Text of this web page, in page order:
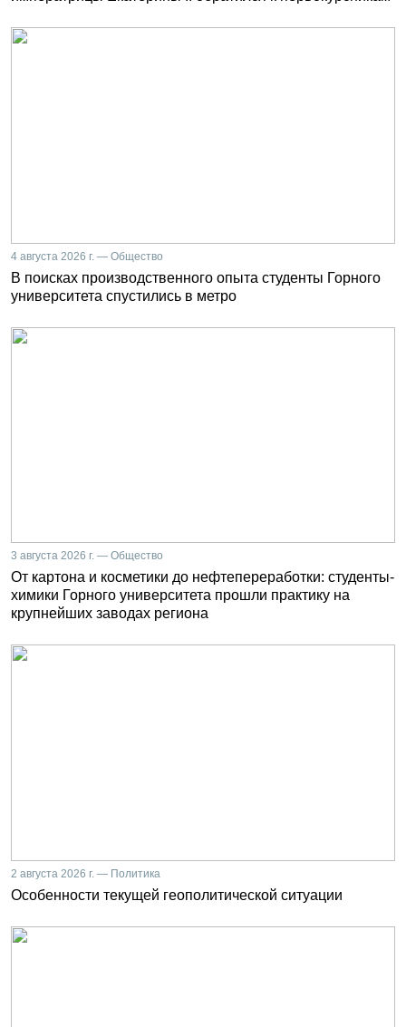
4 августа 2026 г. — Общество
В поисках производственного опыта студенты Горного
университета спустились в метро
3 августа 2026 г. — Общество
От картона и косметики до нефтепереработки: студенты-
химики Горного университета прошли практику на
крупнейших заводах региона
2 августа 2026 г. — Политика
Особенности текущей геополитической ситуации